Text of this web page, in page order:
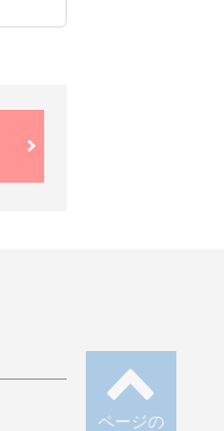
ページの